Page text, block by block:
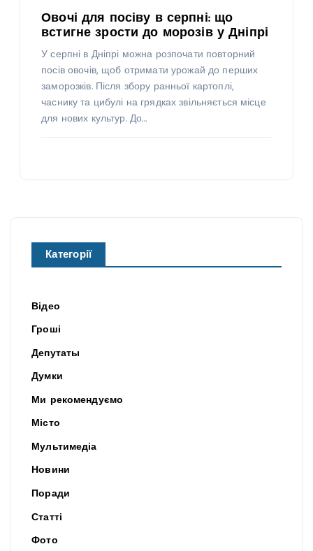
Овочі для посіву в серпні: що
встигне зрости до морозів у Дніпрі
У серпні в Дніпрі можна розпочати повторний
посів овочів, щоб отримати урожай до перших
заморозків. Після збору ранньої картоплі,
часнику та цибулі на грядках звільняється місце
для нових культур. До…
Категорії
Відео
Гроші
Депутаты
Думки
Ми рекомендуємо
Місто
Мультимедіа
Новини
Поради
Статті
Фото